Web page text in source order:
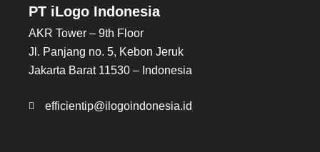
PT iLogo Indonesia
AKR Tower – 9th Floor
Jl. Panjang no. 5, Kebon Jeruk
Jakarta Barat 11530 – Indonesia
efficientip@ilogoindonesia.id